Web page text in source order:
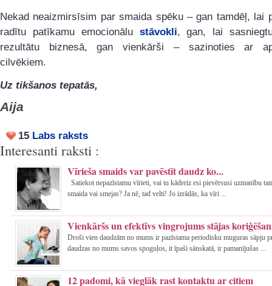
Nekad neaizmirsīsim par smaida spēku – gan tamdēļ, lai
radītu patīkamu emocionālu stāvokli, gan, lai
rezultātu biznesā, gan vienkārši – sazinoties ar
cilvēkiem.
Uz tikšanos tepatās,
Aija
15 Labs raksts
Interesanti raksti :
Vīrieša smaids var pavēstīt daudz ko...
Satiekot nepazīstamu vīrieti, vai tu kādreiz esi pievērsusi uzmanību
smaida vai smejas? Ja nē, tad velti! Jo izrādās, ka vīri ...
Vienkāršs un efektīvs vingrojums stājas
Droši vien daudzām no mums ir pazīstama periodisku muguras sāpju
daudzas no mums savos spoguļos, it īpaši sānskatā, ir pamanījušas ...
12 padomi, kā vieglāk rast kontaktu ar citiem